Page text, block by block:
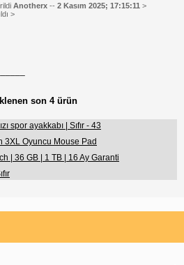
Anotherx -- 2 Kasım 2025; 17:15:11 >
>
son 4 ürün
spor ayakkabı | Sıfır - 43
3XL Oyuncu Mouse Pad
| 36 GB | 1 TB | 16 Ay Garanti